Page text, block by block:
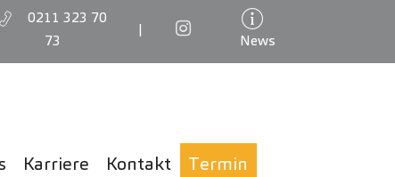
0211 323 70
73
|
News
Karriere Kontakt Termin